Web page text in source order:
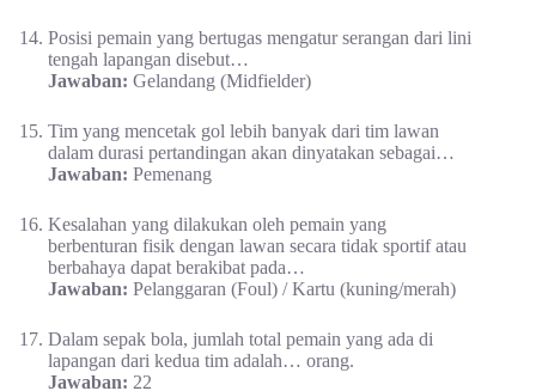
Posisi pemain yang bertugas mengatur serangan dari lini
tengah lapangan disebut…
Jawaban: Gelandang (Midfielder)
Tim yang mencetak gol lebih banyak dari tim lawan
dalam durasi pertandingan akan dinyatakan sebagai…
Jawaban: Pemenang
Kesalahan yang dilakukan oleh pemain yang
berbenturan fisik dengan lawan secara tidak sportif atau
berbahaya dapat berakibat pada…
Jawaban: Pelanggaran (Foul) / Kartu (kuning/merah)
Dalam sepak bola, jumlah total pemain yang ada di
lapangan dari kedua tim adalah… orang.
Jawaban: 22